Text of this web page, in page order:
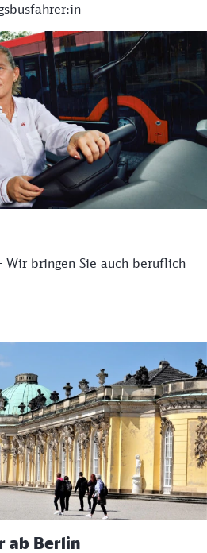
Wir bringen Sie auch beruflich
ab Berlin